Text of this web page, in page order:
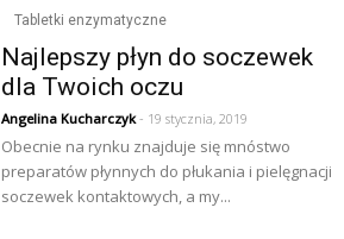
Tabletki enzymatyczne
Najlepszy płyn do soczewek
dla Twoich oczu
Angelina Kucharczyk- 19 stycznia, 2019
Obecnie na rynku znajduje się mnóstwo
preparatów płynnych do płukania i pielęgnacji
soczewek kontaktowych, a my...